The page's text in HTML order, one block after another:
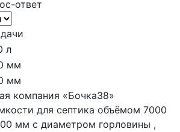
ответ
л
мм
мм
компания «Бочка38»
для септика объёмом 7000
мм с диаметром горловины ,